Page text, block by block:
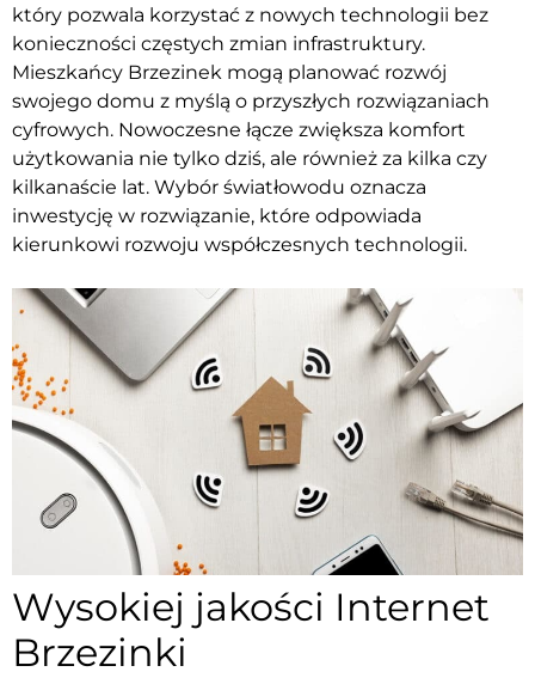
który pozwala korzystać z nowych technologii bez
konieczności częstych zmian infrastruktury.
Mieszkańcy Brzezinek mogą planować rozwój
swojego domu z myślą o przyszłych rozwiązaniach
cyfrowych. Nowoczesne łącze zwiększa komfort
użytkowania nie tylko dziś, ale również za kilka czy
kilkanaście lat. Wybór światłowodu oznacza
inwestycję w rozwiązanie, które odpowiada
kierunkowi rozwoju współczesnych technologii.
Wysokiej jakości Internet
Brzezinki